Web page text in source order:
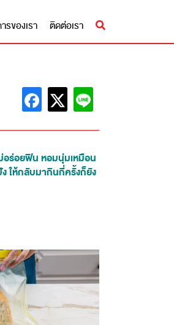
รของเรา ติดต่อเรา
อร่อยฟิน หอมนุ่มเหมือน
ง ให้กลับมากินกี่ครั้งก็ยัง